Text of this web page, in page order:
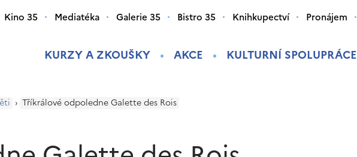
KURZY A ZKOUŠKY AKCE KULTURNÍ SPOLUPRÁCE
Kino 35 Mediatéka Galerie 35 Bistro 35 Knihkupectví Pronájem
› Tříkrálové odpoledne Galette des Rois